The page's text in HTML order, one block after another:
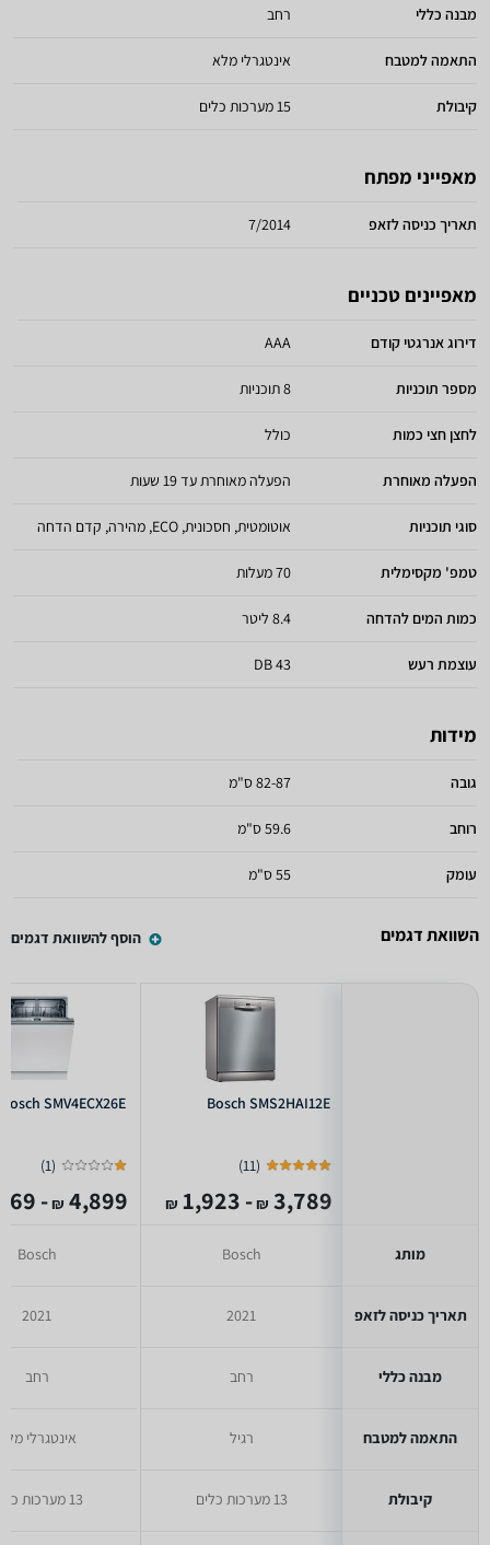
מבנה כללי רחב
התאמה למטבח אינטגרלי מלא
קיבולת 15 מערכות כלים
מאפייני מפתח
תאריך כניסה לזאפ 7/2014
מאפיינים טכניים
דירוג אנרגטי קודם AAA
מספר תוכניות 8 תוכניות
לחצן חצי כמות כולל
הפעלה מאוחרת הפעלה מאוחרת עד 19 שעות
סוגי תוכניות אוטומטית, חסכונית, ECO, מהירה, קדם הדחה
טמפ' מקסימלית 70 מעלות
כמות המים להדחה 8.4 ליטר
עוצמת רעש 43 DB
מידות
גובה 82-87 ס"מ
רוחב 59.6 ס"מ
עומק 55 ס"מ
השוואת דגמים הוסף להשוואת דגמים
מותג
תאריך כניסה לזאפ
מבנה כללי
התאמה למטבח
קיבולת
Bosch SMS2HAI12E
(
11
)
3,789
₪
- 1,923
₪
Bosch
2021
רחב
רגיל
13 מערכות כלים
Bosch SMV4ECX26E
(
1
)
4,899
₪
- 2,269
Bosch
2021
רחב
אינטגרלי
13 מערכות כלים